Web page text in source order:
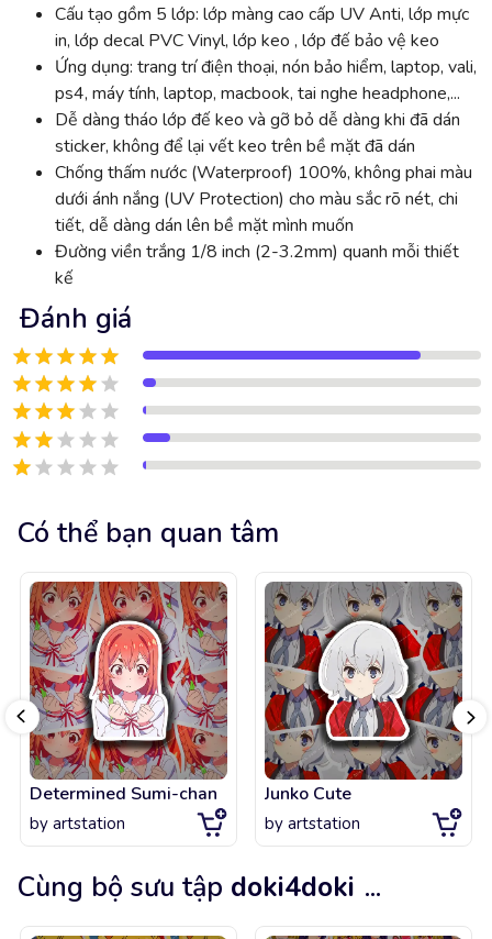
Cấu tạo gồm 5 lớp: lớp màng cao cấp UV Anti, lớp mực
in, lớp decal PVC Vinyl, lớp keo , lớp đế bảo vệ keo
Ứng dụng: trang trí điện thoại, nón bảo hiểm, laptop, vali,
ps4, máy tính, laptop, macbook, tai nghe headphone,...
Dễ dàng tháo lớp đế keo và gỡ bỏ dễ dàng khi đã dán
sticker, không để lại vết keo trên bề mặt đã dán
Chống thấm nước (Waterproof) 100%, không phai màu
dưới ánh nắng (UV Protection) cho màu sắc rõ nét, chi
tiết, dễ dàng dán lên bề mặt mình muốn
Đường viền trắng 1/8 inch (2-3.2mm) quanh mỗi thiết
kế
Đánh giá
Có thể bạn quan tâm
Determined Sumi-chan
by artstation
Junko Cute
by artstation
Cùng bộ sưu tập doki4doki ...